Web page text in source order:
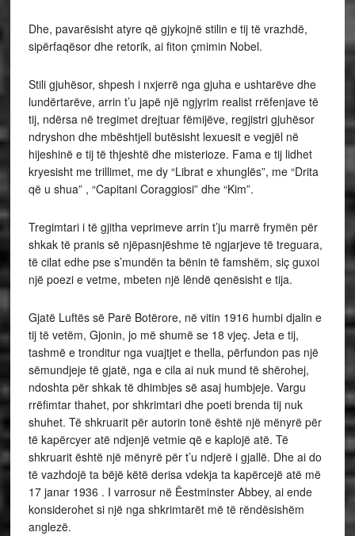
Dhe, pavarësisht atyre që gjykojnë stilin e tij të vrazhdë,
sipërfaqësor dhe retorik, ai fiton çmimin Nobel.
Stili gjuhësor, shpesh i nxjerrë nga gjuha e ushtarëve dhe
lundërtarëve, arrin t’u japë një ngjyrim realist rrëfenjave të
tij, ndërsa në tregimet drejtuar fëmijëve, regjistri gjuhësor
ndryshon dhe mbështjell butësisht lexuesit e vegjël në
hijeshinë e tij të thjeshtë dhe misterioze. Fama e tij lidhet
kryesisht me trillimet, me dy “Librat e xhunglës”, me “Drita
që u shua” , “Capitani Coraggiosi” dhe “Kim”.
Tregimtari i të gjitha veprimeve arrin t’ju marrë frymën për
shkak të pranis së njëpasnjëshme të ngjarjeve të treguara,
të cilat edhe pse s’mundën ta bënin të famshëm, siç guxoi
një poezi e vetme, mbeten një lëndë qenësisht e tija.
Gjatë Luftës së Parë Botërore, në vitin 1916 humbi djalin e
tij të vetëm, Gjonin, jo më shumë se 18 vjeç. Jeta e tij,
tashmë e tronditur nga vuajtjet e thella, përfundon pas një
sëmundjeje të gjatë, nga e cila ai nuk mund të shërohej,
ndoshta për shkak të dhimbjes së asaj humbjeje. Vargu
rrëfimtar thahet, por shkrimtari dhe poeti brenda tij nuk
shuhet. Të shkruarit për autorin tonë është një mënyrë për
të kapërcyer atë ndjenjë vetmie që e kaplojë atë. Të
shkruarit është një mënyrë për t’u ndjerë i gjallë. Dhe ai do
të vazhdojë ta bëjë këtë derisa vdekja ta kapërcejë atë më
17 janar 1936 . I varrosur në Ëestminster Abbey, ai ende
konsiderohet si një nga shkrimtarët më të rëndësishëm
anglezë.